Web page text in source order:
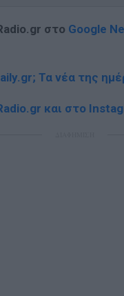
στο Google
Τα νέα της
και στο